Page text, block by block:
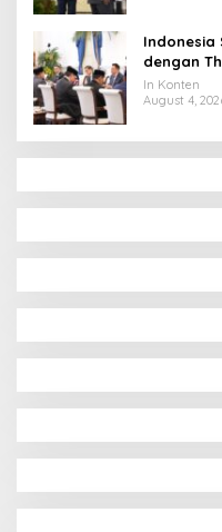
Indonesia
dengan
Ekonomi
In Konten
August 4,